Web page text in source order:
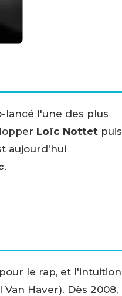
lancé l'une des plus
Loïc Nottet puis
aujourd'hui
.
le rap, et l'intuition
Van Haver). Dès 2008,